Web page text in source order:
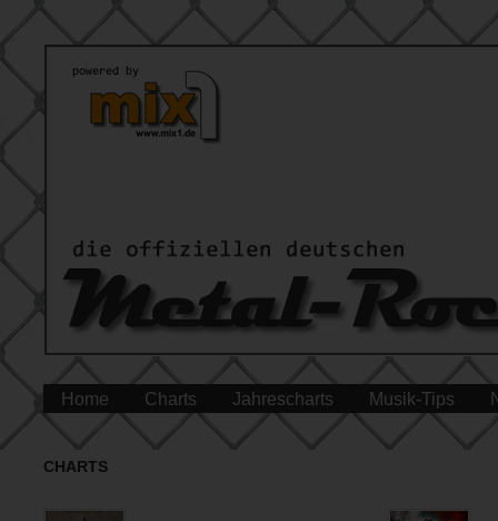
Home Charts Jahrescharts Musik-Tips
CHARTS